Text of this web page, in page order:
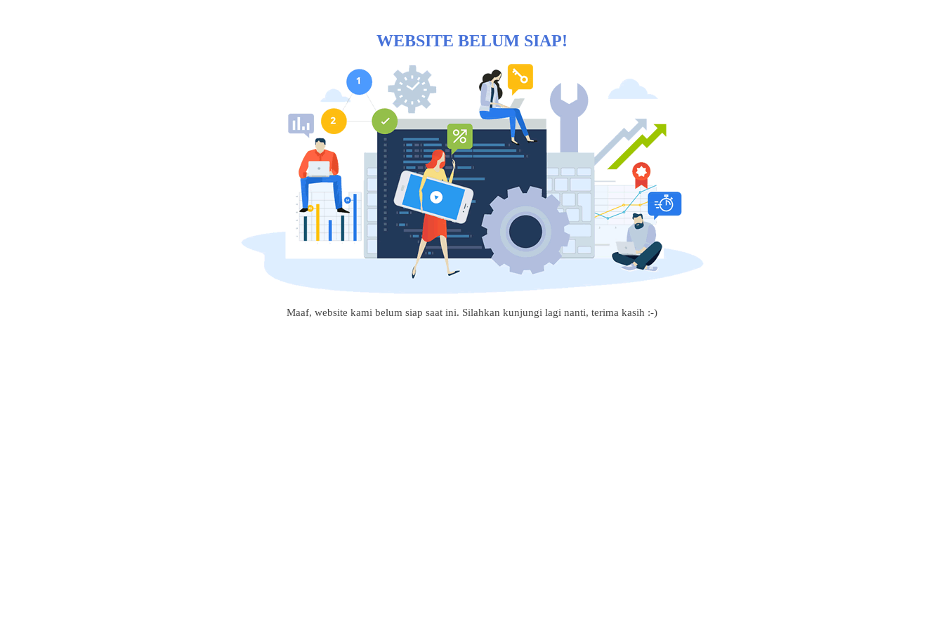
WEBSITE BELUM SIAP!
Maaf, website kami belum siap saat ini. Silahkan kunjungi lagi nanti, terima kasih :-)